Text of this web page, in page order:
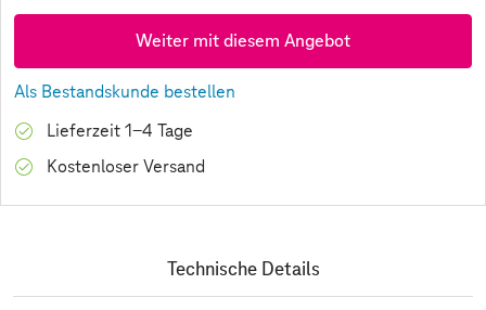
Weiter mit diesem Angebot
Als Bestandskunde bestellen
Lieferzeit 1-4 Tage
Kostenloser Versand
Technische Details